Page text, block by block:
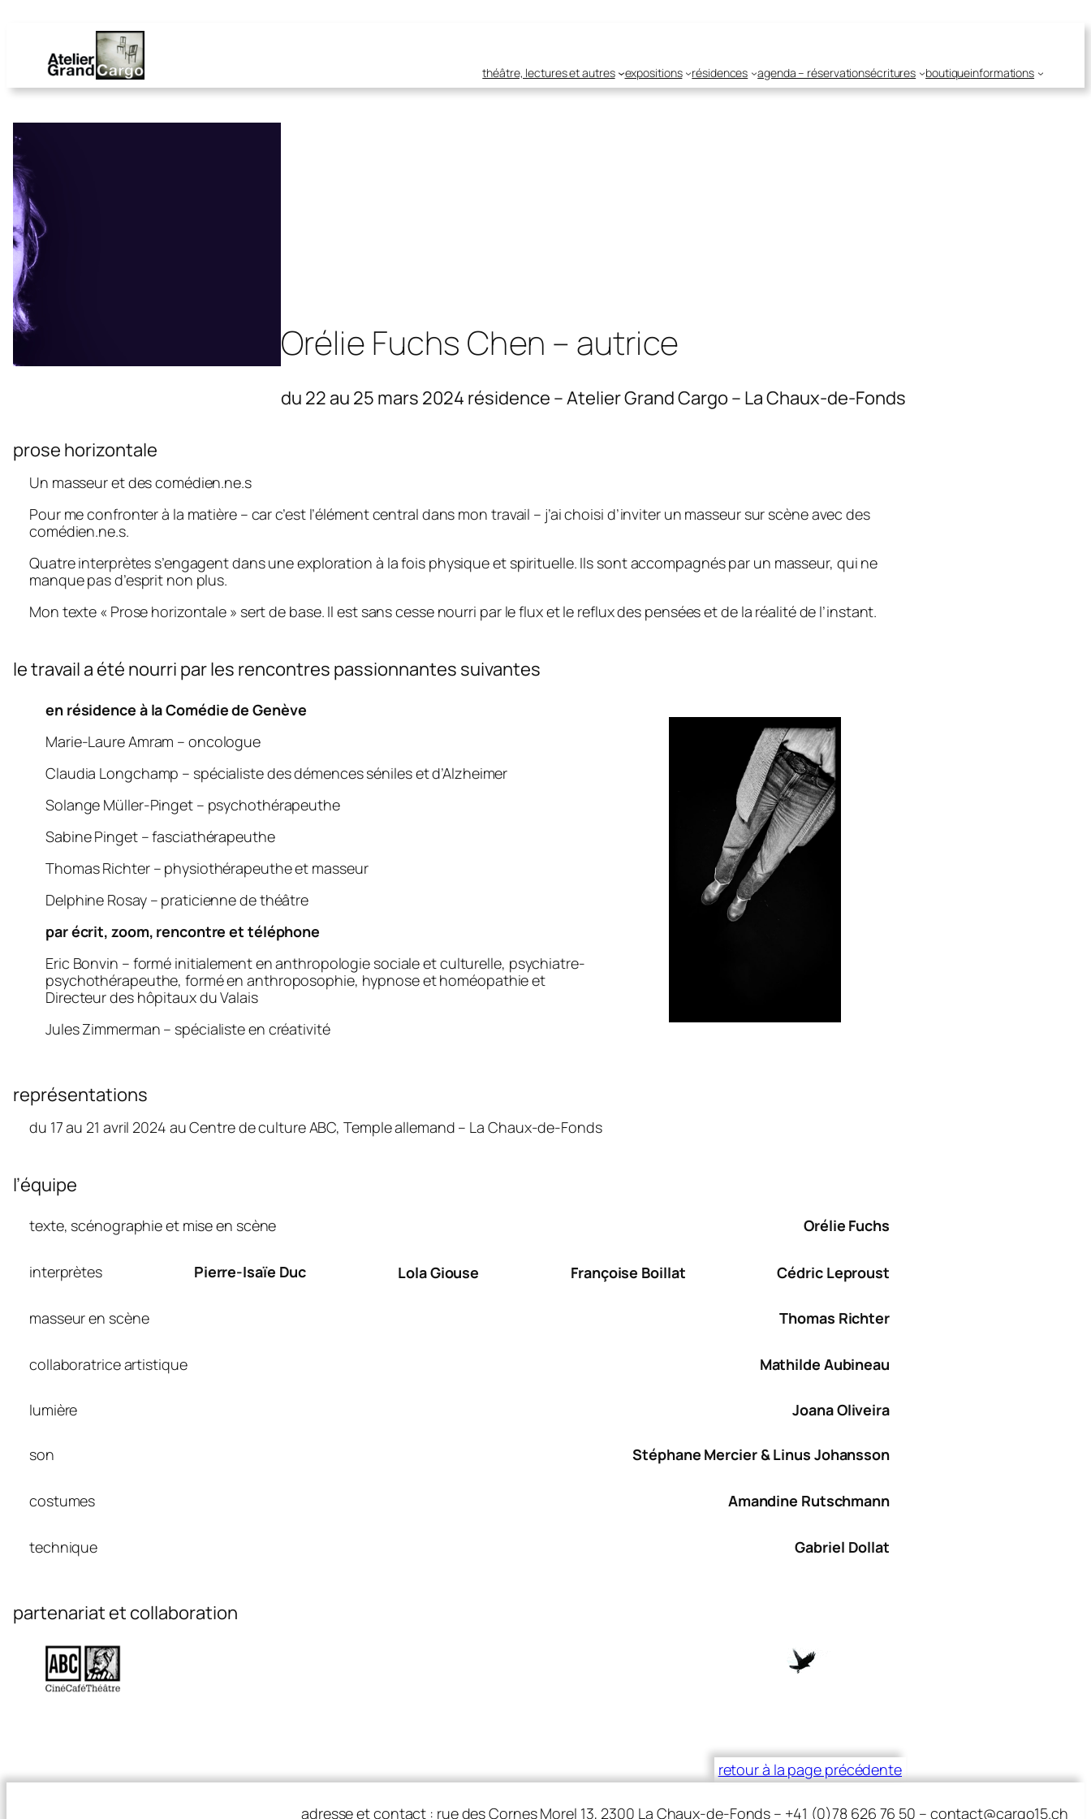
théâtre, lectures et autres expositions résidences agenda – réservationsécritures boutiqueinformations
Orélie Fuchs Chen – autrice
du 22 au 25 mars 2024 résidence – Atelier Grand Cargo – La Chaux-de-Fonds
prose horizontale
Un masseur et des comédien.ne.s
Pour me confronter à la matière – car c’est l’élément central dans mon travail – j’ai choisi d’inviter un masseur sur scène avec des
comédien.ne.s.
Quatre interprètes s’engagent dans une exploration à la fois physique et spirituelle. Ils sont accompagnés par un masseur, qui ne
manque pas d’esprit non plus.
Mon texte « Prose horizontale » sert de base. Il est sans cesse nourri par le flux et le reflux des pensées et de la réalité de l’instant.
le travail a été nourri par les rencontres passionnantes suivantes
en résidence à la Comédie de Genève
Marie-Laure Amram – oncologue
Claudia Longchamp – spécialiste des démences séniles et d’Alzheimer
Solange Müller-Pinget – psychothérapeuthe
Sabine Pinget – fasciathérapeuthe
Thomas Richter – physiothérapeuthe et masseur
Delphine Rosay – praticienne de théâtre
par écrit, zoom, rencontre et téléphone
Eric Bonvin – formé initialement en anthropologie sociale et culturelle, psychiatre-
psychothérapeuthe, formé en anthroposophie, hypnose et homéopathie et
Directeur des hôpitaux du Valais
Jules Zimmerman – spécialiste en créativité
représentations
du 17 au 21 avril 2024 au Centre de culture ABC, Temple allemand – La Chaux-de-Fonds
l’équipe
texte, scénographie et mise en scène Orélie Fuchs
interprètes Pierre-Isaïe Duc Lola Giouse Françoise Boillat Cédric Leproust
masseur en scène Thomas Richter
collaboratrice artistique Mathilde Aubineau
lumière Joana Oliveira
son Stéphane Mercier & Linus Johansson
costumes Amandine Rutschmann
technique Gabriel Dollat
partenariat et collaboration
retour à la page précédente
adresse et contact : rue des Cornes Morel 13, 2300 La Chaux-de-Fonds – +41 (0)78 626 76 50 – contact@cargo15.ch